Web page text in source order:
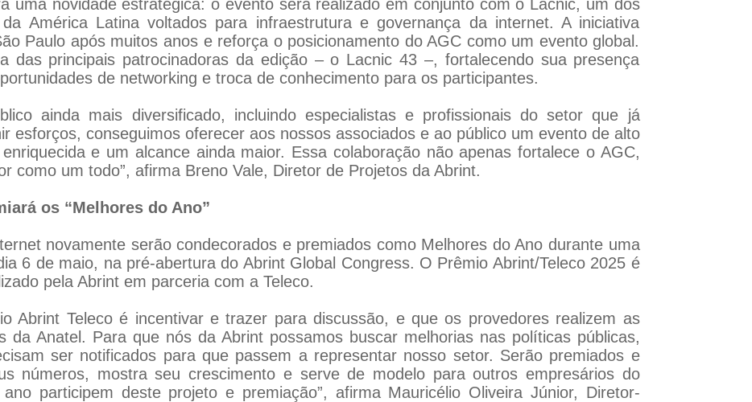
uma novidade estratégica: o evento será realizado em conjunto com o Lacnic, um dos
América Latina voltados para infraestrutura e governança da internet. A iniciativa
Paulo após muitos anos e reforça o posicionamento do AGC como um evento global.
das principais patrocinadoras da edição – o Lacnic 43 –, fortalecendo sua presença
de networking e troca de conhecimento para os participantes.
ainda mais diversificado, incluindo especialistas e profissionais do setor que já
esforços, conseguimos oferecer aos nossos associados e ao público um evento de alto
e um alcance ainda maior. Essa colaboração não apenas fortalece o AGC,
como um todo”, afirma Breno Vale, Diretor de Projetos da Abrint.
os “Melhores do Ano”
novamente serão condecorados e premiados como Melhores do Ano durante uma
6 de maio, na pré-abertura do Abrint Global Congress. O Prêmio Abrint/Teleco 2025 é
pela Abrint em parceria com a Teleco.
Abrint Teleco é incentivar e trazer para discussão, e que os provedores realizem as
da Anatel. Para que nós da Abrint possamos buscar melhorias nas políticas públicas,
ser notificados para que passem a representar nosso setor. Serão premiados e
números, mostra seu crescimento e serve de modelo para outros empresários do
participem deste projeto e premiação”, afirma Mauricélio Oliveira Júnior, Diretor-